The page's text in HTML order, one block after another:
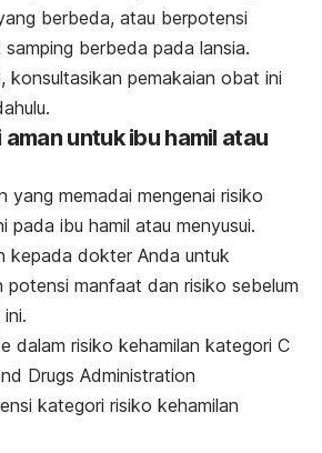
berbeda, atau berpotensi
berbeda pada lansia.
konsultasikan pemakaian obat ini
untuk ibu hamil atau
yang memadai mengenai risiko
pada ibu hamil atau menyusui.
kepada dokter Anda untuk
potensi manfaat dan risiko sebelum
dalam risiko kehamilan kategori C
Drugs Administration
kategori risiko kehamilan